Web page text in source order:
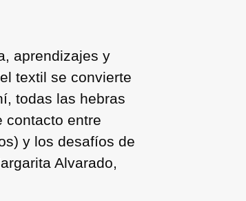
aprendizajes y
textil se convierte
todas las hebras
contacto entre
y los desafíos de
Alvarado,